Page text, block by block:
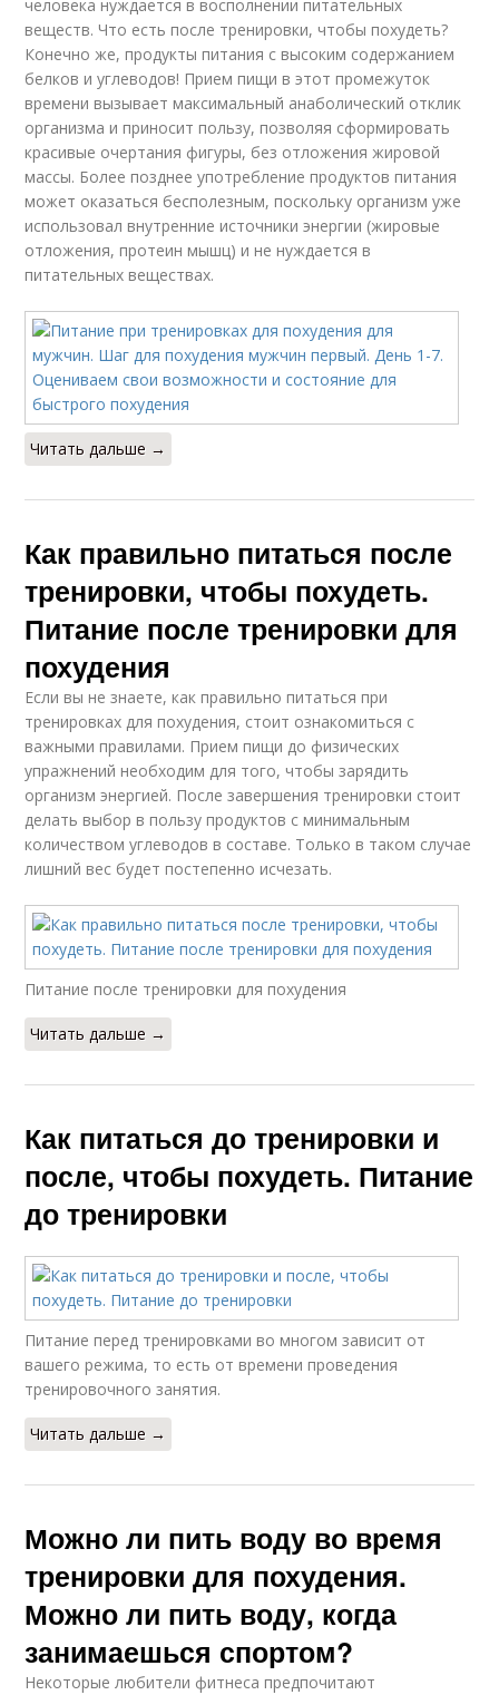
человека нуждается в восполнении питательных
веществ. Что есть после тренировки, чтобы похудеть?
Конечно же, продукты питания с высоким содержанием
белков и углеводов! Прием пищи в этот промежуток
времени вызывает максимальный анаболический отклик
организма и приносит пользу, позволяя сформировать
красивые очертания фигуры, без отложения жировой
массы. Более позднее употребление продуктов питания
может оказаться бесполезным, поскольку организм уже
использовал внутренние источники энергии (жировые
отложения, протеин мышц) и не нуждается в
питательных веществах.
Читать дальше →
Как правильно питаться после
тренировки, чтобы похудеть.
Питание после тренировки для
похудения
Если вы не знаете, как правильно питаться при
тренировках для похудения, стоит ознакомиться с
важными правилами. Прием пищи до физических
упражнений необходим для того, чтобы зарядить
организм энергией. После завершения тренировки стоит
делать выбор в пользу продуктов с минимальным
количеством углеводов в составе. Только в таком случае
лишний вес будет постепенно исчезать.
Питание после тренировки для похудения
Читать дальше →
Как питаться до тренировки и
после, чтобы похудеть. Питание
до тренировки
Питание перед тренировками во многом зависит от
вашего режима, то есть от времени проведения
тренировочного занятия.
Читать дальше →
Можно ли пить воду во время
тренировки для похудения.
Можно ли пить воду, когда
занимаешься спортом?
Некоторые любители фитнеса предпочитают